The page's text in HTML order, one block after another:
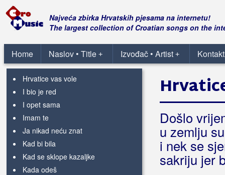
Najveća zbirka Hrvatskih pjesama na internetu!
The largest collection of Croatian songs on the
Home +
Naslov • Title +
Izvođač • Artist
Crne oči
E, da si barem noćas ovdje
Godinama
Gola kao istina
Hrvatice vas vole
I bio je red
I opet sama
Imam te
Ja nikad neću znat
Kad bi bila
Kad se sklope kazaljke
Kada odeš
Došlo
u zemlju
i nek se
sakriju jer